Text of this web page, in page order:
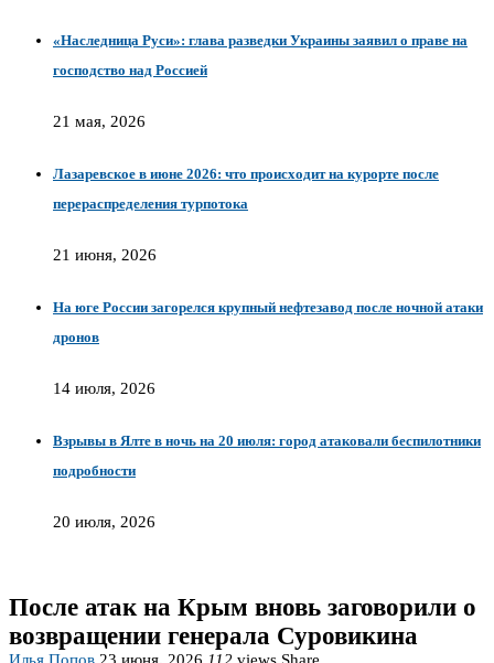
«Наследница Руси»: глава разведки Украины заявил о праве на
господство над Россией
21 мая, 2026
Лазаревское в июне 2026: что происходит на курорте после
перераспределения турпотока
21 июня, 2026
На юге России загорелся крупный нефтезавод после ночной атаки
дронов
14 июля, 2026
Взрывы в Ялте в ночь на 20 июля: город атаковали беспилотники
подробности
20 июля, 2026
После атак на Крым вновь заговорили о
возвращении генерала Суровикина
Илья Попов 23 июня, 2026 112 views Share